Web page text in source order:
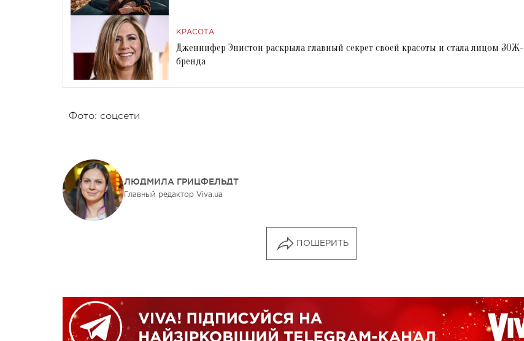
КРАСОТА
Дженнифер Энистон раскрыла главный секрет своей красоты и стала лицом ЗОЖ-
бренда
Фото: соцсети
ЛЮДМИЛА ГРИЦФЕЛЬДТ
Главный редактор Viva.ua
ПОШЕРИТЬ